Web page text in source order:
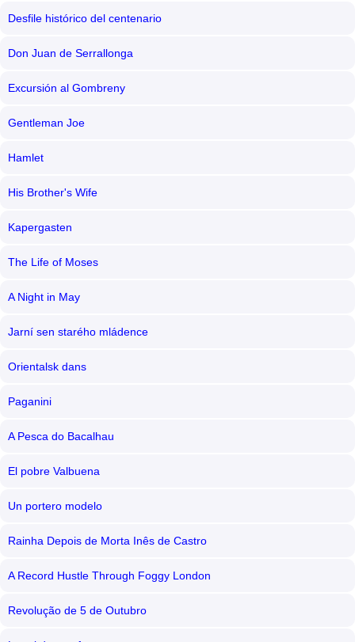
Desfile histórico del centenario
Don Juan de Serrallonga
Excursión al Gombreny
Gentleman Joe
Hamlet
His Brother's Wife
Kapergasten
The Life of Moses
A Night in May
Jarní sen starého mládence
Orientalsk dans
Paganini
A Pesca do Bacalhau
El pobre Valbuena
Un portero modelo
Rainha Depois de Morta Inês de Castro
A Record Hustle Through Foggy London
Revolução de 5 de Outubro